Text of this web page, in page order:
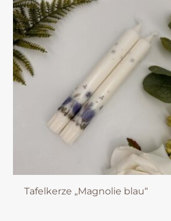
Tafelkerze „Magnolie blau“